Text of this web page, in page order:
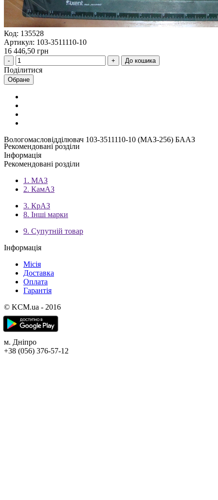
Код: 135528
Артикул: 103-3511110-10
16 446,50 грн
До кошика
Поділитися
Обране
Вологомасловідділювач 103-3511110-10 (МАЗ-256) БААЗ
Рекомендовані розділи
Інформація
Рекомендовані розділи
1. МАЗ
2. КамАЗ
3. КрАЗ
8. Інші марки
9. Супутній товар
Інформація
Місія
Доставка
Оплата
Гарантія
© KCM.ua - 2016
м. Дніпро
+38 (056) 376-57-12